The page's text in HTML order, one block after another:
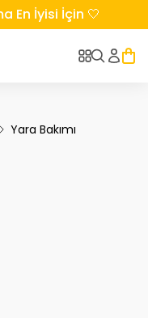
En İyisi İçin 🤍
Yara Bakımı